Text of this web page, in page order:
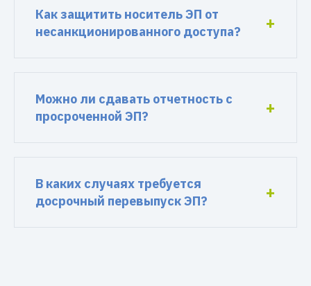
Как защитить носитель ЭП от
несанкционированного доступа?
Можно ли сдавать отчетность с
просроченной ЭП?
В каких случаях требуется
досрочный перевыпуск ЭП?